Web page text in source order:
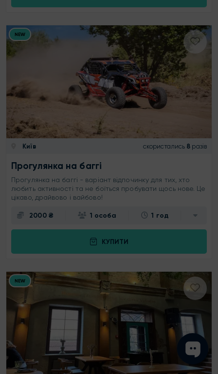
NEW
Київ скористались 8 разів
Прогулянка на баггі
Прогулянка на баггі - варіант відпочинку для тих, хто
любить активності та не боїться пробувати щось нове. Це
цікаво, драйвово і вайбово!
2000 ₴ 1 особа 1 год
КУПИТИ
NEW